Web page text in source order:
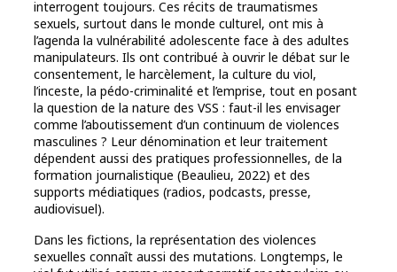
interrogent toujours. Ces récits de traumatismes
sexuels, surtout dans le monde culturel, ont mis à
l’agenda la vulnérabilité adolescente face à des adultes
manipulateurs. Ils ont contribué à ouvrir le débat sur le
consentement, le harcèlement, la culture du viol,
l’inceste, la pédo-criminalité et l’emprise, tout en posant
la question de la nature des VSS : faut-il les envisager
comme l’aboutissement d’un continuum de violences
masculines ? Leur dénomination et leur traitement
dépendent aussi des pratiques professionnelles, de la
formation journalistique (Beaulieu, 2022) et des
supports médiatiques (radios, podcasts, presse,
audiovisuel).
Dans les fictions, la représentation des violences
sexuelles connaît aussi des mutations. Longtemps, le